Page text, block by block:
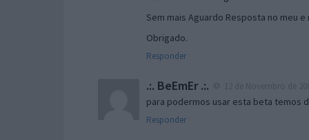
Sem mais Aguardo Resposta no meu e
Obrigado.
Responder
.:. BeEmEr .:.
para podermos usar esta beta temos
Responder